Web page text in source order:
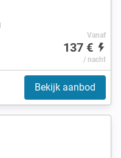
Vanaf
137 €
/ nacht
Bekijk aanbod